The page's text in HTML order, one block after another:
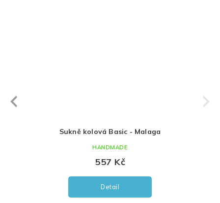
Sukně kolová Basic - Malaga
557 Kč
Detail
HANDMADE
Next